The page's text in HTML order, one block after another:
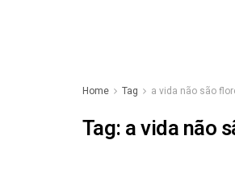
Home Tag a vida não são
Tag:a vida não